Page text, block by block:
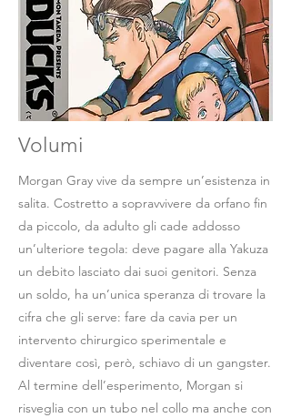
Volumi
Morgan Gray vive da sempre un’esistenza in
salita. Costretto a sopravvivere da orfano fin
da piccolo, da adulto gli cade addosso
un’ulteriore tegola: deve pagare alla Yakuza
un debito lasciato dai suoi genitori. Senza
un soldo, ha un’unica speranza di trovare la
cifra che gli serve: fare da cavia per un
intervento chirurgico sperimentale e
diventare così, però, schiavo di un gangster.
Al termine dell’esperimento, Morgan si
risveglia con un tubo nel collo ma anche con